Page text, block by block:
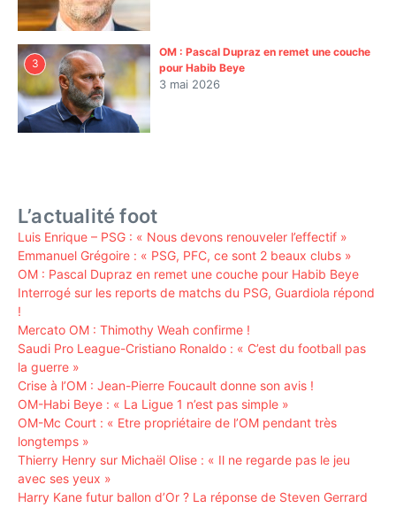
3
OM : Pascal Dupraz en remet une couche
pour Habib Beye
3 mai 2026
L’actualité foot
Luis Enrique – PSG : « Nous devons renouveler l’effectif »
Emmanuel Grégoire : « PSG, PFC, ce sont 2 beaux clubs »
OM : Pascal Dupraz en remet une couche pour Habib Beye
Interrogé sur les reports de matchs du PSG, Guardiola répond
!
Mercato OM : Thimothy Weah confirme !
Saudi Pro League-Cristiano Ronaldo : « C’est du football pas
la guerre »
Crise à l’OM : Jean-Pierre Foucault donne son avis !
OM-Habi Beye : « La Ligue 1 n’est pas simple »
OM-Mc Court : « Etre propriétaire de l’OM pendant très
longtemps »
Thierry Henry sur Michaël Olise : « Il ne regarde pas le jeu
avec ses yeux »
Harry Kane futur ballon d’Or ? La réponse de Steven Gerrard